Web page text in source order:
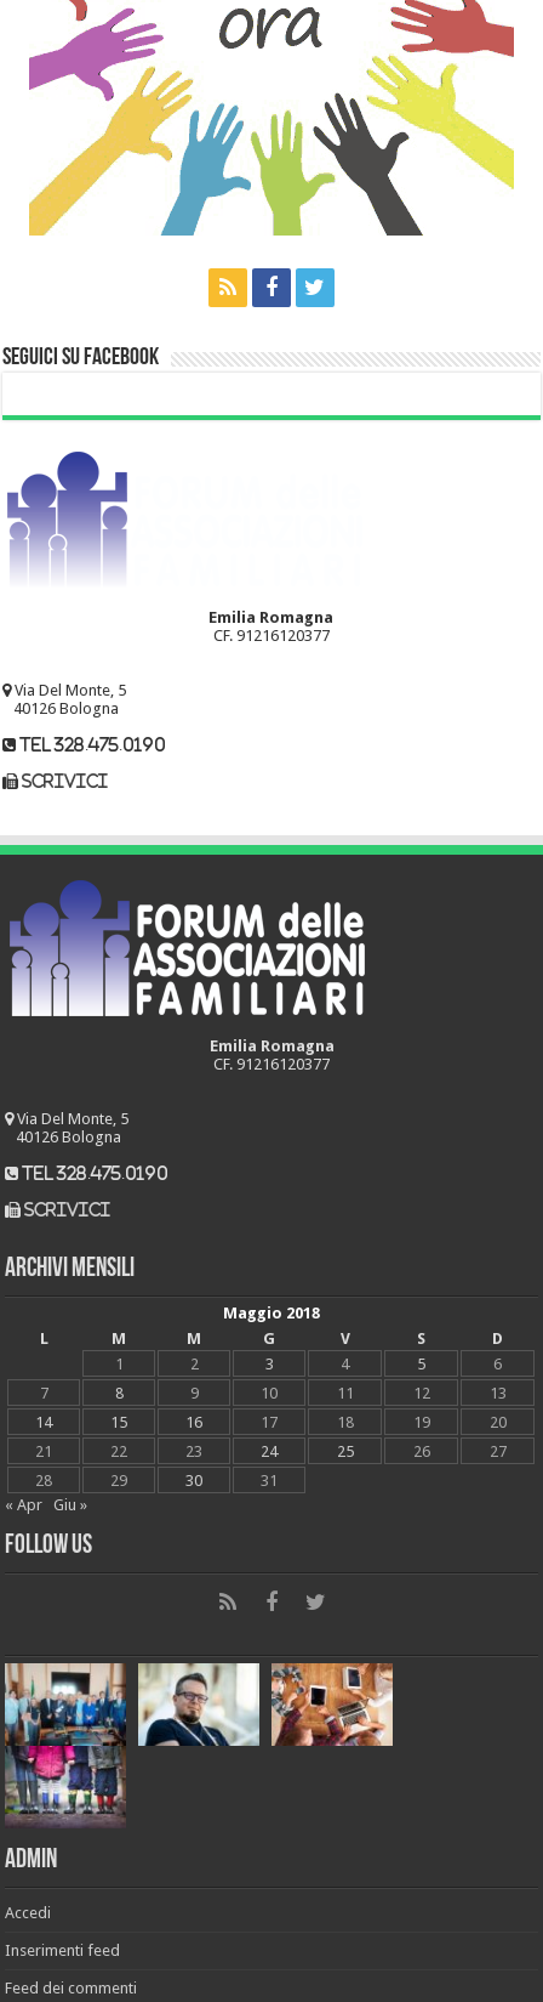
Seguici su Facebook
Emilia Romagna
CF. 91216120377
Via Del Monte, 5
40126 Bologna
tel 328.475.0190
scrivici
Emilia Romagna
CF. 91216120377
Via Del Monte, 5
40126 Bologna
tel 328.475.0190
scrivici
Archivi mensili
Maggio 2018
L
M M G V S
D
1
2 3 4 5
6
7
8 9 10 11 12
13
14
15 16 17 18 19
20
21
22 23 24 25 26
27
28
29 30
31
« Apr
Giu »
Follow Us
Admin
Accedi
Inserimenti feed
Feed dei commenti